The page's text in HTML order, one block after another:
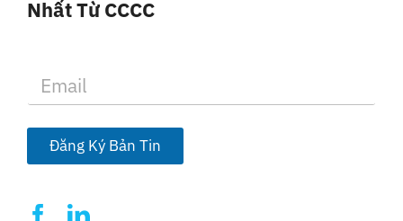
Nhất Từ CCCC
a
i
*
Đăng Ký Bản Tin